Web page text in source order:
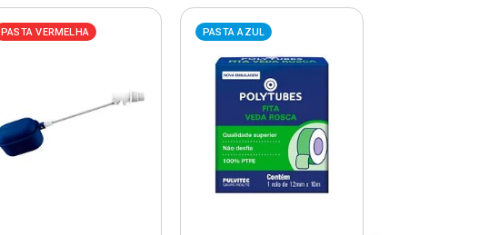
PASTA VERMELHA PASTA AZUL